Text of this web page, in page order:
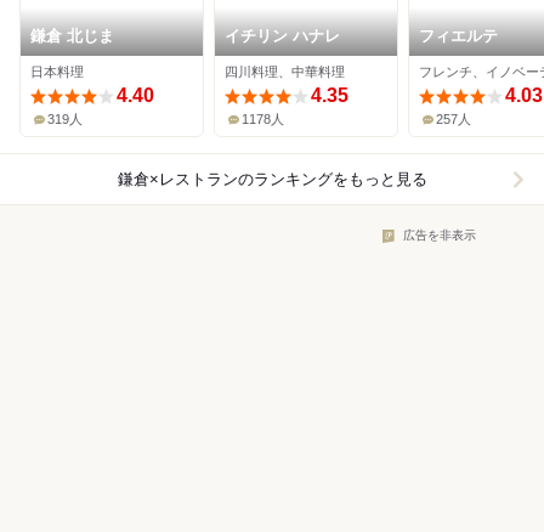
鎌倉 北じま
日本料理
4.40
319人
イチリン ハナレ
四川料理、中華料理
4.35
1178人
フィエルテ
フレンチ、イノベー
4.03
257人
鎌倉×レストランのランキングをもっと見る
広告を非表示